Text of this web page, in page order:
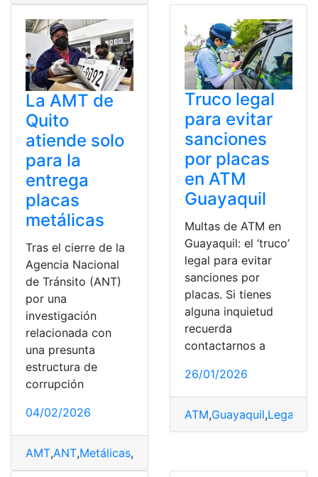
La AMT de
Quito
atiende solo
para la
entrega
placas
metálicas
Tras el cierre de la
Agencia Nacional
de Tránsito (ANT)
por una
investigación
relacionada con
una presunta
estructura de
corrupción
04/02/2026
AMT,ANT,Metálicas,
Truco legal
para evitar
sanciones
por placas
en ATM
Guayaquil
Multas de ATM en
Guayaquil: el ‘truco’
legal para evitar
sanciones por
placas. Si tienes
alguna inquietud
recuerda
contactarnos a
26/01/2026
ATM,Guayaquil,Legal